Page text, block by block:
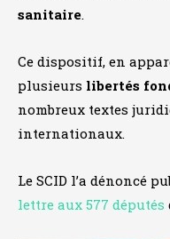
sanitaire.
Ce dispositif, en
plusieurs libertés
nombreux textes
internationaux.
Le SCID l’a dénoncé
lettre aux 577 députés